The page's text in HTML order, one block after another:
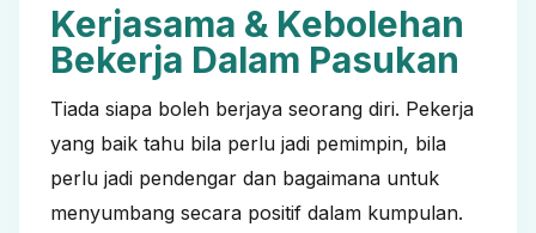
Kerjasama & Kebolehan
Bekerja Dalam Pasukan
Tiada siapa boleh berjaya seorang diri. Pekerja
yang baik tahu bila perlu jadi pemimpin, bila
perlu jadi pendengar dan bagaimana untuk
menyumbang secara positif dalam kumpulan.